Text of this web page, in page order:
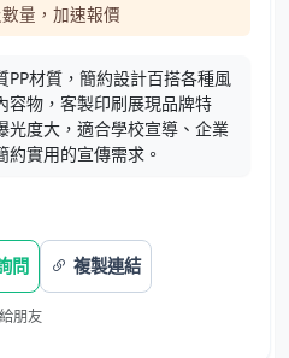
量，加速報價
PP材質，簡約設計百搭各種風
容物，客製印刷展現品牌特
光度大，適合學校宣導、企業
實用的宣傳需求。
問 複製連結
朋友